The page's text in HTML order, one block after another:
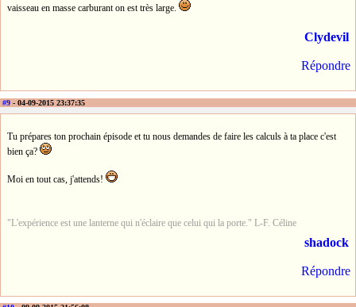
vaisseau en masse carburant on est très large.
Clydevil
Répondre
#9 - 04-09-2015 23:37:35
Tu prépares ton prochain épisode et tu nous demandes de faire les calculs à ta place c'est
bien ça?
Moi en tout cas, j'attends!
"L'expérience est une lanterne qui n'éclaire que celui qui la porte." L-F. Céline
shadock
Répondre